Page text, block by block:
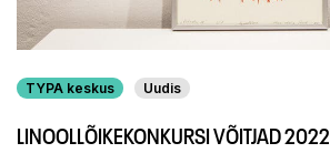
TYPA keskus Uudis
LINOOLLÕIKEKONKURSI VÕITJAD 2022